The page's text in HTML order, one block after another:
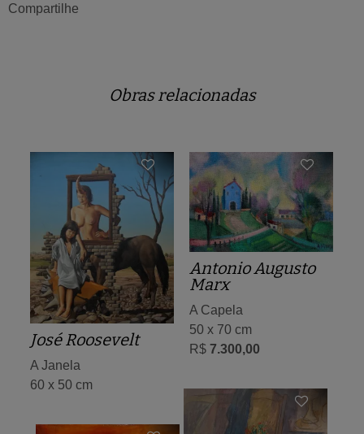
Compartilhe
Obras relacionadas
José Roosevelt
A Janela
60 x 50 cm
Antonio Augusto
Marx
A Capela
50 x 70 cm
R$ 7.300,00